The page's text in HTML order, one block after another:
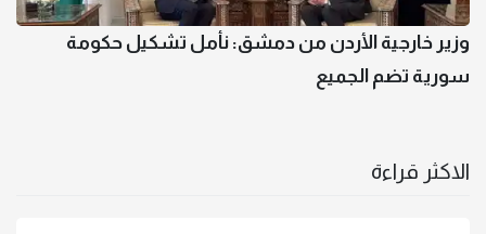
وزير خارجية الأردن من دمشق: نأمل تشكيل حكومة
سورية تضم الجميع
الاكثر قراءة